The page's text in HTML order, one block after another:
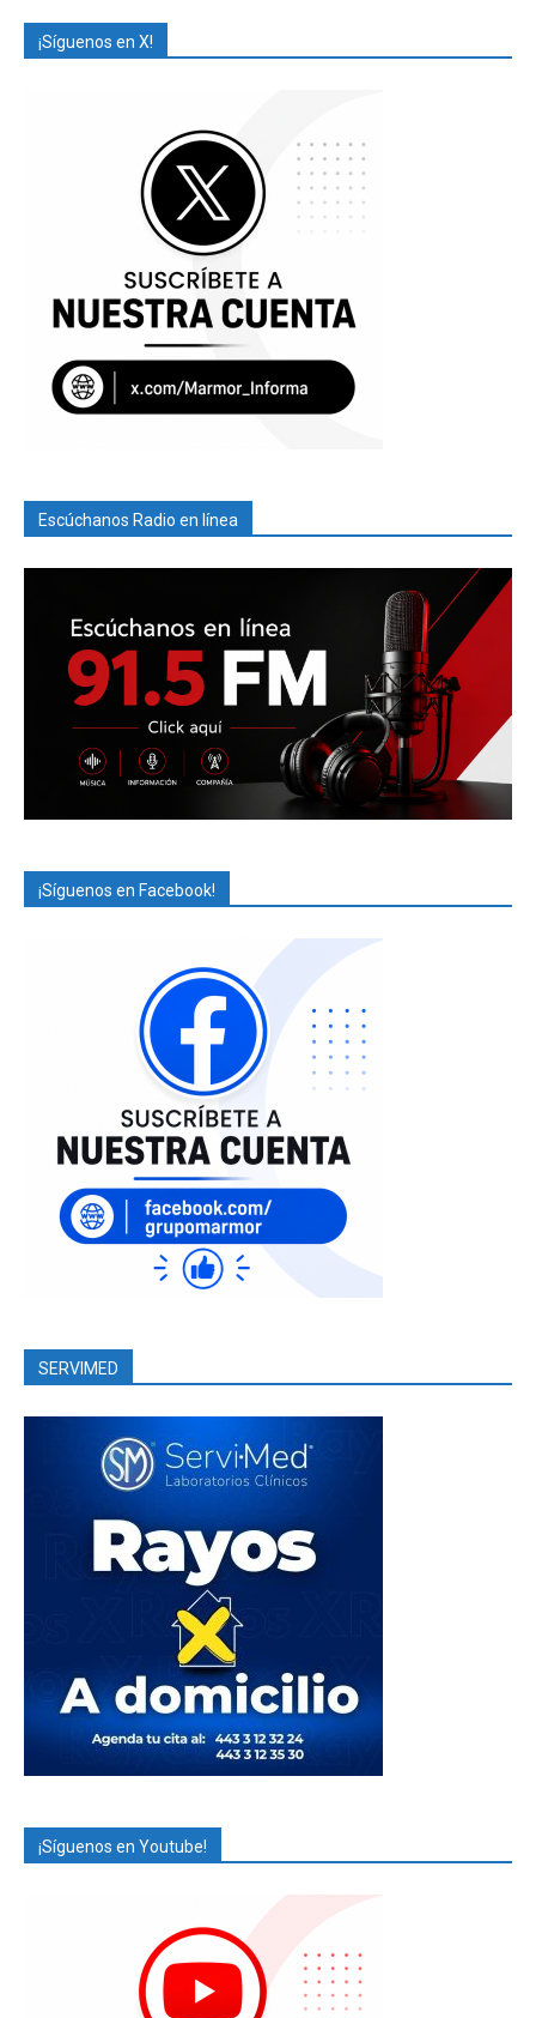
¡Síguenos en X!
Escúchanos Radio en línea
¡Síguenos en Facebook!
SERVIMED
¡Síguenos en Youtube!